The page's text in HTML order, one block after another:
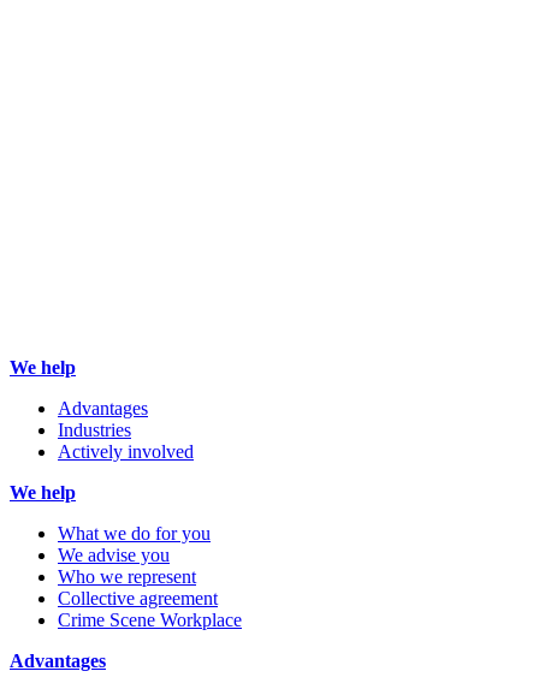
We help
Advantages
Industries
Actively involved
We help
What we do for you
We advise you
Who we represent
Collective agreement
Crime Scene Workplace
Advantages